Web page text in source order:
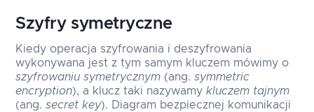
Szyfry symetryczne
Kiedy operacja szyfrowania i deszyfrowania
wykonywana jest z tym samym kluczem mówimy o
szyfrowaniu symetrycznym (ang.symmetric
encryption), a klucz taki nazywamykluczem tajnym
(ang.secret key). Diagram bezpiecznej komunikacji